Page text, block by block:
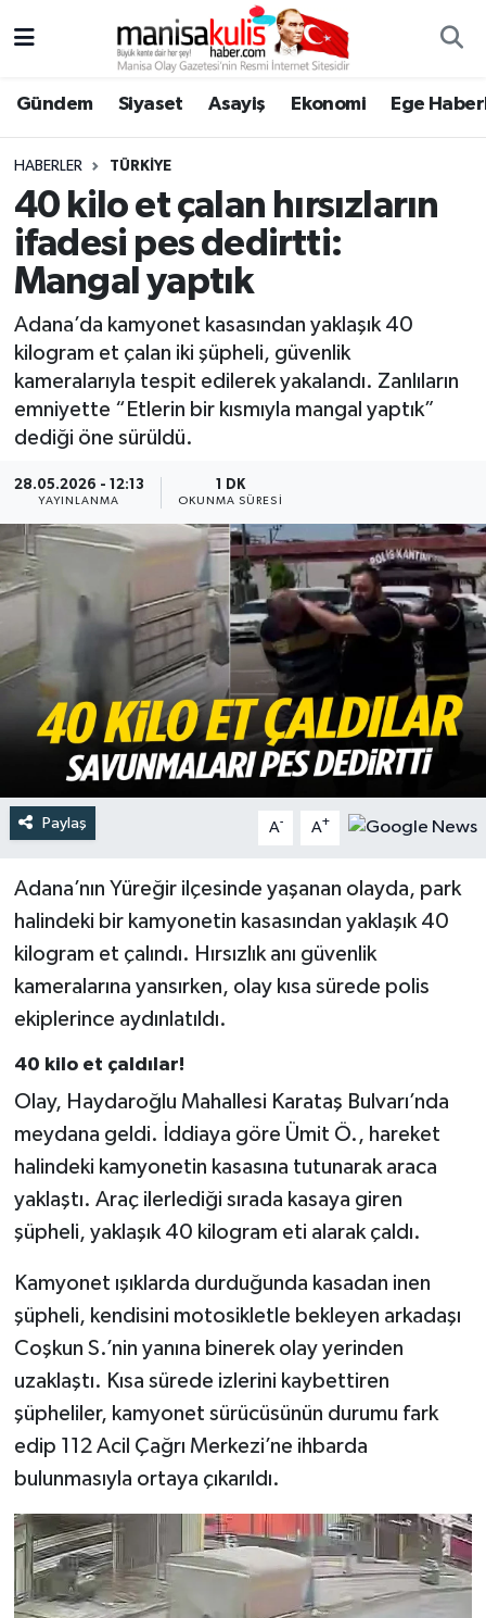
Gündem Siyaset Asayiş Ekonomi Ege
HABERLER TÜRKIYE
40 kilo et çalan hırsızların
ifadesi pes dedirtti:
Mangal yaptık
Adana’da kamyonet kasasından yaklaşık 40
kilogram et çalan iki şüpheli, güvenlik
kameralarıyla tespit edilerek yakalandı. Zanlıların
emniyette “Etlerin bir kısmıyla mangal yaptık”
dediği öne sürüldü.
28.05.2026 - 12:13
YAYINLANMA
1 DK
OKUNMA SÜRESI
Paylaş A- A+
Adana’nın Yüreğir ilçesinde yaşanan olayda, park
halindeki bir kamyonetin kasasından yaklaşık 40
kilogram et çalındı. Hırsızlık anı güvenlik
kameralarına yansırken, olay kısa sürede polis
ekiplerince aydınlatıldı.
40 kilo et çaldılar!
Olay, Haydaroğlu Mahallesi Karataş Bulvarı’nda
meydana geldi. İddiaya göre Ümit Ö., hareket
halindeki kamyonetin kasasına tutunarak araca
yaklaştı. Araç ilerlediği sırada kasaya giren
şüpheli, yaklaşık 40 kilogram eti alarak çaldı.
Kamyonet ışıklarda durduğunda kasadan inen
şüpheli, kendisini motosikletle bekleyen arkadaşı
Coşkun S.’nin yanına binerek olay yerinden
uzaklaştı. Kısa sürede izlerini kaybettiren
şüpheliler, kamyonet sürücüsünün durumu fark
edip 112 Acil Çağrı Merkezi’ne ihbarda
bulunmasıyla ortaya çıkarıldı.
Ege Haberleri
Ekonomi
Genel
Gündem
Resmi İlan
Siyaset
Türkiye
Yunusemre Hava Durumu
Yunusemre Trafik Yoğunluk Haritası
Süper Lig Puan Durumu ve Fikstür
Tüm Manşetler
Son Dakika Haberleri
Haber Arşivi